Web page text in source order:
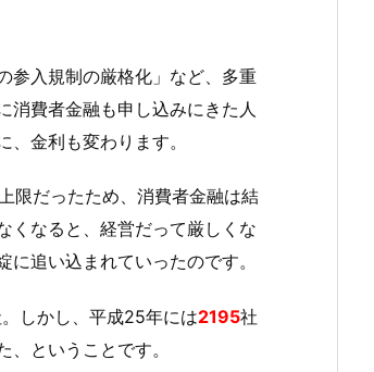
参入規制の厳格化」など、多重
消費者金融も申し込みにきた人
金利も変わります。
限だったため、消費者金融は結
くなると、経営だって厳しくな
追い込まれていったのです。
しかし、平成25年には2195社
ということです。